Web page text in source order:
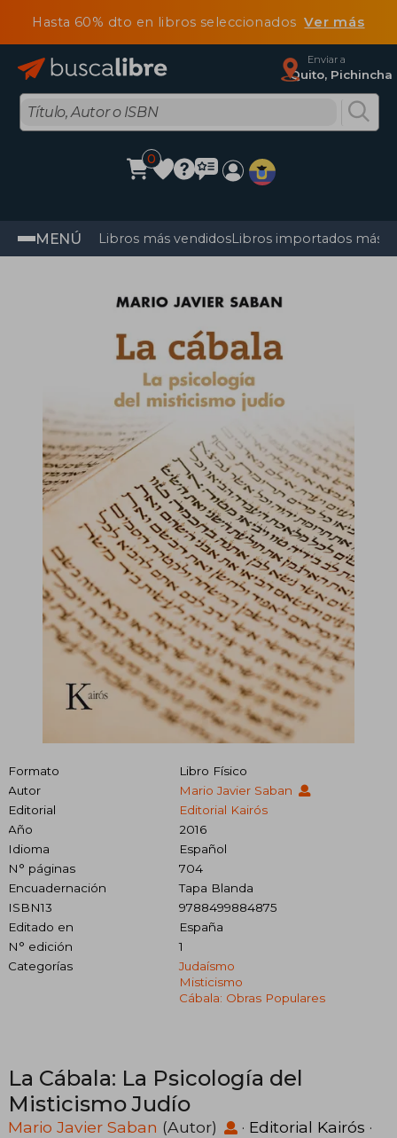
Hasta 60% dto en libros seleccionadosVer más
Enviar a
Quito, Pichincha
0
MENÚ Libros más vendidosLibros importados más
Formato
Libro Físico
Autor
Mario Javier Saban
Editorial
Editorial Kairós
Año
2016
Idioma
Español
N° páginas
704
Encuadernación
Tapa Blanda
ISBN13
9788499884875
Editado en
España
N° edición
1
Categorías
Judaísmo
Misticismo
Cábala: Obras Populares
La Cábala: La Psicología del
Misticismo Judío
Mario Javier Saban (Autor) · Editorial Kairós ·